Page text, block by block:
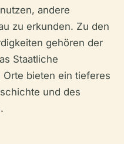
andere
zu erkunden. Zu den
gehören der
Staatliche
bieten ein tieferes
und des